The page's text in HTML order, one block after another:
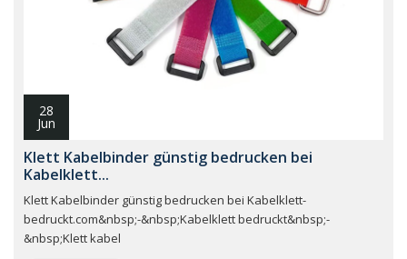
28
Jun
Klett Kabelbinder günstig bedrucken bei
Kabelklett...
Klett Kabelbinder günstig bedrucken bei Kabelklett-
bedruckt.com&nbsp;-&nbsp;Kabelklett bedruckt&nbsp;-
&nbsp;Klett kabel